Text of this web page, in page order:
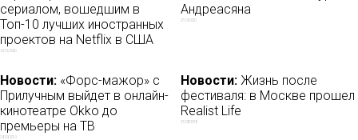
сериалом, вошедшим в
Топ-10 лучших иностранных
проектов на Netflix в США
10/12/2020
Андреасяна
27/09/2021
Новости: «Форс-мажор» с
Прилучным выйдет в онлайн-
кинотеатре Okko до
премьеры на ТВ
24/09/2019
Новости: Жизнь после
фестиваля: в Москве прошел
Realist Life
31/08/2018